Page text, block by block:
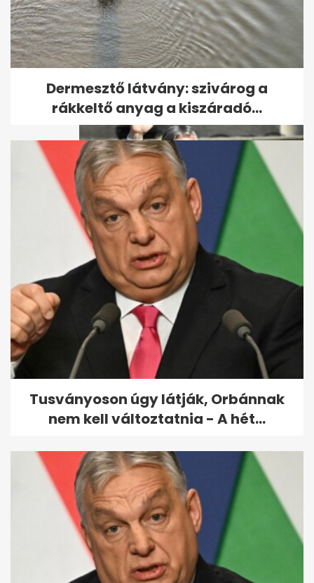
Egerszegi Krisztina 50 éves
Orbán Viktorért tartanak
szentmisét a születésnapján
Budapesten
Dermesztő látvány: szivárog a
rákkeltő anyag a kiszáradó...
Tusványoson úgy látják, Orbánnak
nem kell változtatnia - A hét...